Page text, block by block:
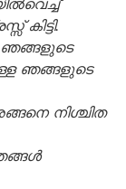
കിട്ടി.
ഞങ്ങളുടെ
നിശ്ചിത